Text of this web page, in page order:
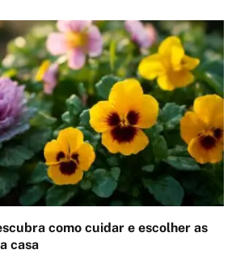
como cuidar e escolher as
casa